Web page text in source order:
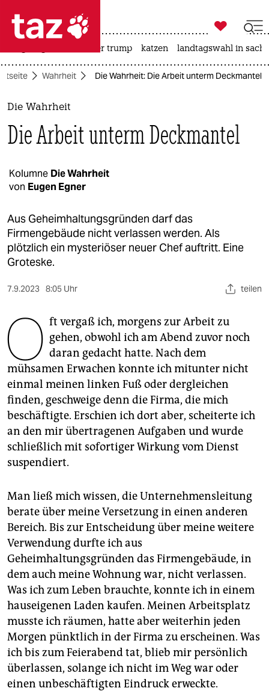
 taz zahl ich
taz zahl ich
themen
politik
gesellschaft
kultur
sport
berlin
nord
wahrheit
verlag
verlag
veranstaltungen
shop
fragen & hilfe
unterstützen
abo
genossenschaft
epaper login

taz zahl ich
usa unter trump katzen landtagswahl in
Wahrheit Die Wahrheit: Die Arbeit unterm Deckmantel
Die Wahrheit
Die Arbeit unterm Deckmantel
Kolumne Die Wahrheit
von Eugen Egner
Aus Geheimhaltungsgründen darf das
Firmengebäude nicht verlassen werden. Als
plötzlich ein mysteriöser neuer Chef auftritt. Eine
Groteske.
7.9.2023 8:05 Uhr teilen
O ft vergaß ich, morgens zur Arbeit zu
gehen, obwohl ich am Abend zuvor noch
daran gedacht hatte. Nach dem
mühsamen Erwachen konnte ich mitunter nicht
einmal meinen linken Fuß oder dergleichen
finden, geschweige denn die Firma, die mich
beschäftigte. Erschien ich dort aber, scheiterte ich
an den mir übertragenen Aufgaben und wurde
schließlich mit sofortiger Wirkung vom Dienst
suspendiert.
Man ließ mich wissen, die Unternehmensleitung
berate über meine Versetzung in einen anderen
Bereich. Bis zur Entscheidung über meine weitere
Verwendung durfte ich aus
Geheimhaltungsgründen das Firmengebäude, in
dem auch meine Wohnung war, nicht verlassen.
Was ich zum Leben brauchte, konnte ich in einem
hauseigenen Laden kaufen. Meinen Arbeitsplatz
musste ich räumen, hatte aber weiterhin jeden
Morgen pünktlich in der Firma zu erscheinen. Was
ich bis zum Feierabend tat, blieb mir persönlich
überlassen, solange ich nicht im Weg war oder
einen unbeschäftigten Eindruck erweckte.